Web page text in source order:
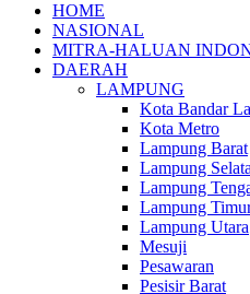
HOME
NASIONAL
MITRA-HALUAN
DAERAH
LAMPUNG
Kota Bandar
Kota Metro
Lampung Barat
Lampung
Lampung
Lampung
Lampung Utara
Mesuji
Pesawaran
Pesisir Barat